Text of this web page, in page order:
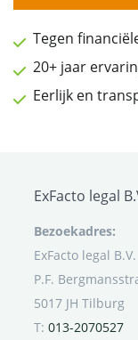
Tegen
20+ jaar
Eerlijk en
ExFacto legal
Bezoekadres:
ExFacto legal B.V.
P.F.
5017 JH Tilburg
T: 013-2070527